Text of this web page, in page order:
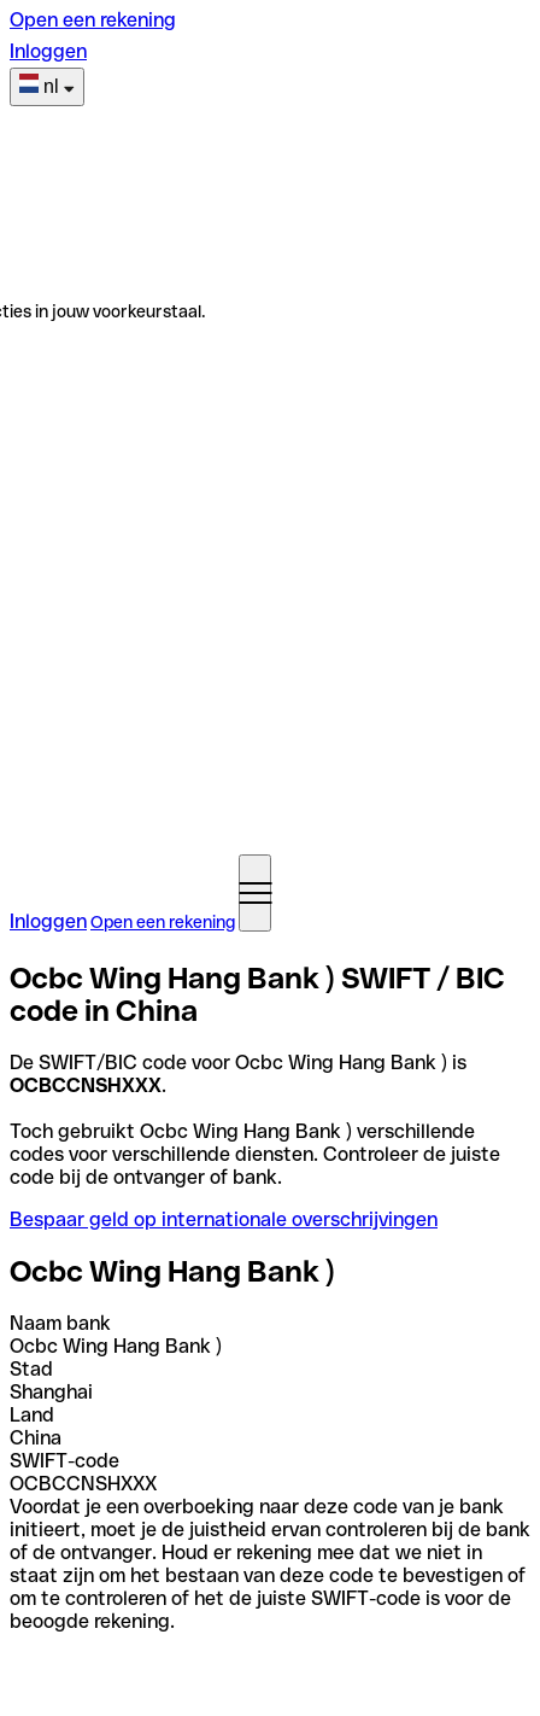
Open een rekening
Inloggen
nl
in jouw voorkeurstaal.
InloggenOpen een rekening
Ocbc Wing Hang Bank ) SWIFT / BIC
code in China
De SWIFT/BIC code voor Ocbc Wing Hang Bank ) is
OCBCCNSHXXX.
Toch gebruikt Ocbc Wing Hang Bank ) verschillende
codes voor verschillende diensten. Controleer de juiste
code bij de ontvanger of bank.
Bespaar geld op internationale overschrijvingen
Ocbc Wing Hang Bank )
Naam bank
Ocbc Wing Hang Bank )
Stad
Shanghai
Land
China
SWIFT-code
OCBCCNSHXXX
Voordat je een overboeking naar deze code van je bank
initieert, moet je de juistheid ervan controleren bij de bank
of de ontvanger. Houd er rekening mee dat we niet in
staat zijn om het bestaan van deze code te bevestigen of
om te controleren of het de juiste SWIFT-code is voor de
beoogde rekening.